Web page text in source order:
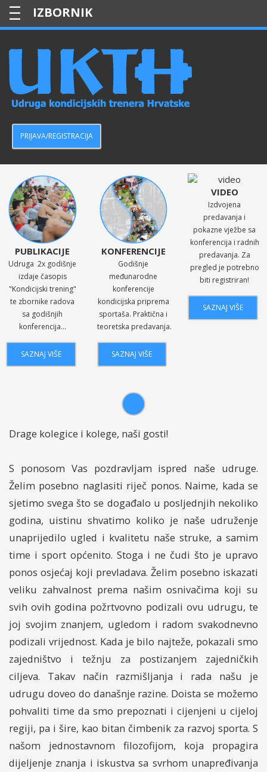
—
—
—
PRIJAVA/REGISTRACIJA
PUBLIKACIJE
Udruga 2x godišnje
izdaje časopis
"Kondicijski trening"
te zbornike radova
sa godišnjih
konferencija...
SAZNAJ VIŠE
KONFERENCIJE
Godišnje
međunarodne
konferencije
kondicijska priprema
sportaša. Praktična i
teoretska predavanja.
SAZNAJ VIŠE
VIDEO
Izdvojena
predavanja i
pokazne vježbe sa
konferencija i radnih
predavanja. Za
pregled je potrebno
biti registriran!
SAZNAJ VIŠE
Drage kolegice i kolege, naši gosti!
S ponosom Vas pozdravljam ispred naše udruge.
Želim posebno naglasiti riječ ponos. Naime, kada se
sjetimo svega što se događalo u posljednjih nekoliko
godina, uistinu shvatimo koliko je naše udruženje
unaprijedilo ugled i kvalitetu naše struke, a samim
time i sport općenito. Stoga i ne čudi što je upravo
ponos osjećaj koji prevladava. Želim posebno iskazati
veliku zahvalnost prema našim osnivačima koji su
svih ovih godina požrtvovno podizali ovu udrugu, te
joj svojim znanjem, ugledom i radom svakodnevno
podizali vrijednost. Kada je bilo najteže, pokazali smo
zajedništvo i težnju za postizanjem zajedničkih
ciljeva. Takav način razmišljanja i rada našu je
udrugu doveo do današnje razine. Doista se možemo
pohvaliti time da smo prepoznati i cijenjeni u cijeloj
regiji, pa i šire, kao bitan čimbenik za razvoj sporta. S
našom jednostavnom filozofijom, koja propagira
dijeljenje znanja i iskustva sa svrhom unapređivanja